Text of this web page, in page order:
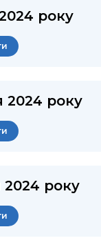
року
2024 року
2024 року